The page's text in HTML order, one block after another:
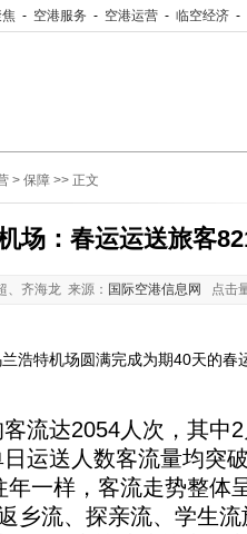
焦 - 空港服务 - 空港运营 - 临空经济 -
> 保障 >> 正文
场：春运运送旅客
、齐海龙 来源： 国际空港信息网 点击
特机场圆满完成为期40天的春
达2054人次，其中2
运送人数客流量均突
一样，客流走势整体
乡流、探亲流、学生